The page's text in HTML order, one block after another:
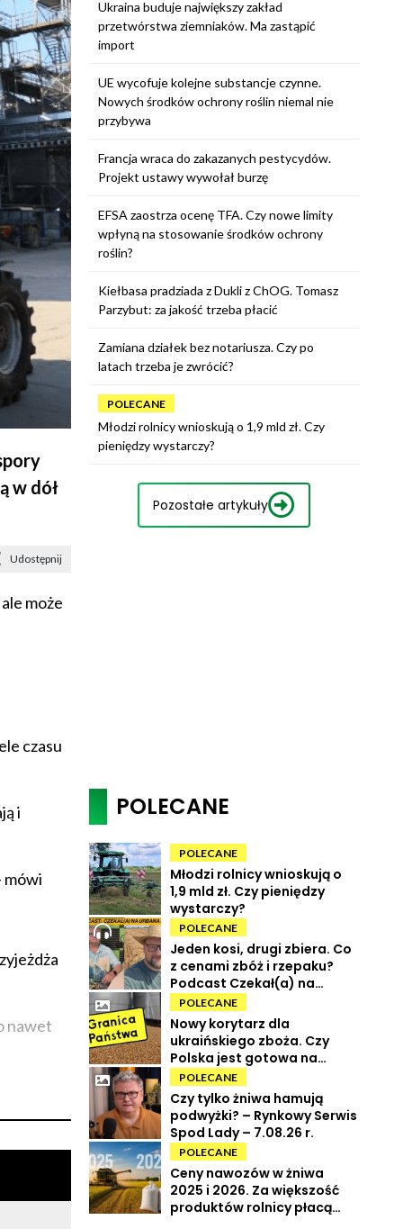
w dół
Udostępnij
może
czasu
i
mówi
nawet
Ukraina buduje największy zakład
przetwórstwa ziemniaków. Ma zastąpić
import
UE wycofuje kolejne substancje czynne.
Nowych środków ochrony roślin niemal nie
przybywa
Francja wraca do zakazanych pestycydów.
Projekt ustawy wywołał burzę
EFSA zaostrza ocenę TFA. Czy nowe limity
wpłyną na stosowanie środków ochrony
roślin?
Kiełbasa pradziada z Dukli z ChOG. Tomasz
Parzybut: za jakość trzeba płacić
Zamiana działek bez notariusza. Czy po
latach trzeba je zwrócić?
POLECANE
Młodzi rolnicy wnioskują o 1,9 mld zł. Czy
pieniędzy wystarczy?
Pozostałe artykuły
POLECANE
POLECANE
Młodzi rolnicy wnioskują o
1,9 mld zł. Czy pieniędzy
wystarczy?
POLECANE
Jeden kosi, drugi zbiera. Co
z cenami zbóż i rzepaku?
Podcast Czekał(a) na
Urbana odc. 73
POLECANE
Nowy korytarz dla
ukraińskiego zboża. Czy
Polska jest gotowa na
powrót tranzytu?
POLECANE
Czy tylko żniwa hamują
podwyżki? – Rynkowy Serwis
Spod Lady – 7.08.26 r.
POLECANE
Ceny nawozów w żniwa
2025 i 2026. Za większość
produktów rolnicy płacą